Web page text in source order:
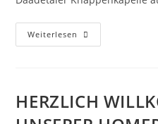
Weiterlesen
HERZLICH